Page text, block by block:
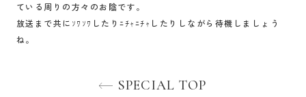
ている周りの方々のお陰です。
放送まで共にｿﾜｿﾜしたりﾆﾁｬﾆﾁｬしたりしながら待機しましょう
ね。
SPECIAL TOP